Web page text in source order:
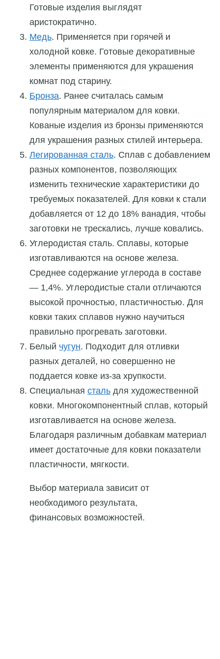
Готовые изделия выглядят
аристократично.
Медь. Применяется при горячей и
холодной ковке. Готовые декоративные
элементы применяются для украшения
комнат под старину.
Бронза. Ранее считалась самым
популярным материалом для ковки.
Кованые изделия из бронзы применяются
для украшения разных стилей интерьера.
Легированная сталь. Сплав с добавлением
разных компонентов, позволяющих
изменить технические характеристики до
требуемых показателей. Для ковки к стали
добавляется от 12 до 18% ванадия, чтобы
заготовки не трескались, лучше ковались.
Углеродистая сталь. Сплавы, которые
изготавливаются на основе железа.
Среднее содержание углерода в составе
— 1,4%. Углеродистые стали отличаются
высокой прочностью, пластичностью. Для
ковки таких сплавов нужно научиться
правильно прогревать заготовки.
Белый чугун. Подходит для отливки
разных деталей, но совершенно не
поддается ковке из-за хрупкости.
Специальная сталь для художественной
ковки. Многокомпонентный сплав, который
изготавливается на основе железа.
Благодаря различным добавкам материал
имеет достаточные для ковки показатели
пластичности, мягкости.
Выбор материала зависит от
необходимого результата,
финансовых возможностей.